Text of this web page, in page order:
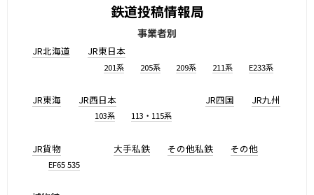
鉄道投稿情報局
事業者別
JR北海道 JR東日本
201系 205系 209系 211系 E233系
JR東海 JR西日本
103系 113・115系
JR四国 JR九州
JR貨物
EF65 535
大手私鉄 その他私鉄 その他